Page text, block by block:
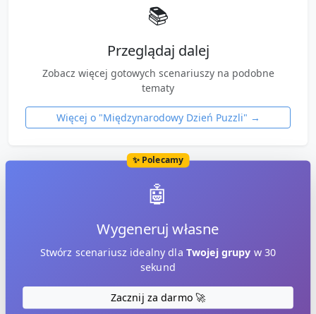
📚
Przeglądaj dalej
Zobacz więcej gotowych scenariuszy na podobne
tematy
Więcej o "Międzynarodowy Dzień Puzzli" →
✨ Polecamy
🤖
Wygeneruj własne
Stwórz scenariusz idealny dla Twojej grupy w 30
sekund
Zacznij za darmo 🚀